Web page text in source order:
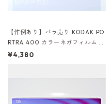
【作例あり】バラ売り KODAK PO
RTRA 400 カラーネガフィルム 3
6枚撮り バラ売り コダック (K015)
¥4,380